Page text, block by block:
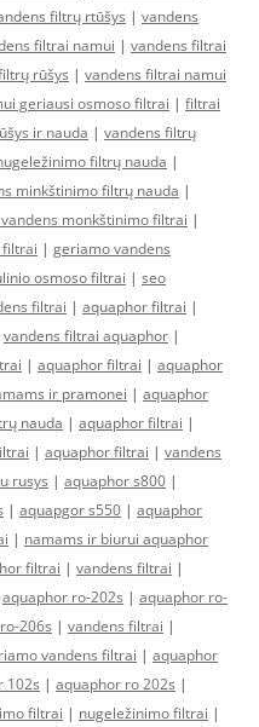
filtrų rtūšys | vandens
filtrai namui | vandens filtrai
rūšys | vandens filtrai namui
geriausi osmoso filtrai | filtrai
ir nauda | vandens filtrų
filtrų nauda |
minkštinimo filtrų nauda |
monkštinimo filtrai |
filtrai | geriamo vandens
osmoso filtrai | seo
filtrai | aquaphor filtrai |
vandens filtrai aquaphor |
| aquaphor filtrai | aquaphor
ir pramonei | aquaphor
nauda | aquaphor filtrai |
| aquaphor filtrai | vandens
rusys | aquaphor s800 |
| aquapgor s550 | aquaphor
| namams ir biurui aquaphor
filtrai | vandens filtrai |
aquaphor ro-202s | aquaphor ro-
206s | vandens filtrai |
vandens filtrai | aquaphor
102s | aquaphor ro 202s |
filtrai | nugeležinimo filtrai |